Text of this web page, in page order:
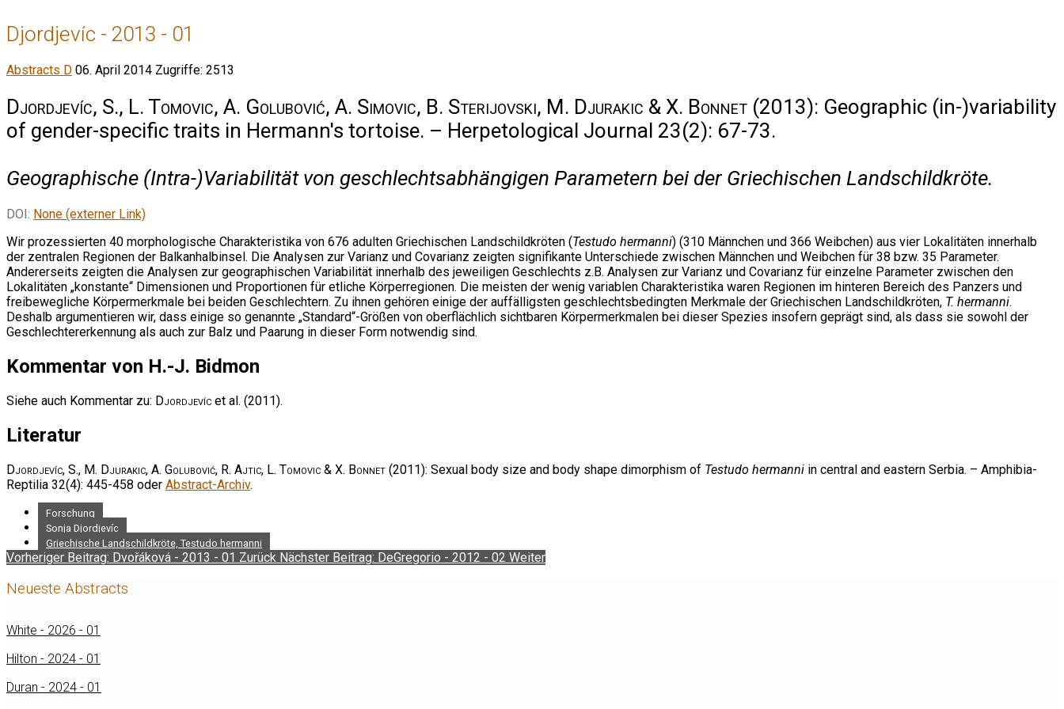
Djordjevíc - 2013 - 01
Abstracts D 06. April 2014 Zugriffe: 2513
Djordjevíc, S., L. Tomovic, A. Golubović, A. Simovic, B. Sterijovski, M. Djurakic & X. Bonnet (2013): Geographic (in-)variability
of gender-specific traits in Hermann's tortoise. – Herpetological Journal 23(2): 67-73.
Geographische (Intra-)Variabilität von geschlechtsabhängigen Parametern bei der Griechischen Landschildkröte.
DOI: None (externer Link)
Wir prozessierten 40 morphologische Charakteristika von 676 adulten Griechischen Landschildkröten (Testudo hermanni) (310 Männchen und 366 Weibchen) aus vier Lokalitäten innerhalb
der zentralen Regionen der Balkanhalbinsel. Die Analysen zur Varianz und Covarianz zeigten signifikante Unterschiede zwischen Männchen und Weibchen für 38 bzw. 35 Parameter.
Andererseits zeigten die Analysen zur geographischen Variabilität innerhalb des jeweiligen Geschlechts z.B. Analysen zur Varianz und Covarianz für einzelne Parameter zwischen den
Lokalitäten „konstante“ Dimensionen und Proportionen für etliche Körperregionen. Die meisten der wenig variablen Charakteristika waren Regionen im hinteren Bereich des Panzers und
freibewegliche Körpermerkmale bei beiden Geschlechtern. Zu ihnen gehören einige der auffälligsten geschlechtsbedingten Merkmale der Griechischen Landschildkröten, T. hermanni.
Deshalb argumentieren wir, dass einige so genannte „Standard“-Größen von oberflächlich sichtbaren Körpermerkmalen bei dieser Spezies insofern geprägt sind, als dass sie sowohl der
Geschlechtererkennung als auch zur Balz und Paarung in dieser Form notwendig sind.
Kommentar von H.-J. Bidmon
Siehe auch Kommentar zu: Djordjevíc et al. (2011).
Literatur
Djordjevíc, S., M. Djurakic, A. Golubović, R. Ajtic, L. Tomovic & X. Bonnet (2011): Sexual body size and body shape dimorphism of Testudo hermanni in central and eastern Serbia. – Amphibia-
Reptilia 32(4): 445-458 oder Abstract-Archiv.
Forschung
Sonja Djordjevíc
Griechische Landschildkröte, Testudo hermanni
Vorheriger Beitrag: Dvořáková - 2013 - 01 Zurück Nächster Beitrag: DeGregorio - 2012 - 02 Weiter
Neueste Abstracts
White - 2026 - 01
Hilton - 2024 - 01
Duran - 2024 - 01